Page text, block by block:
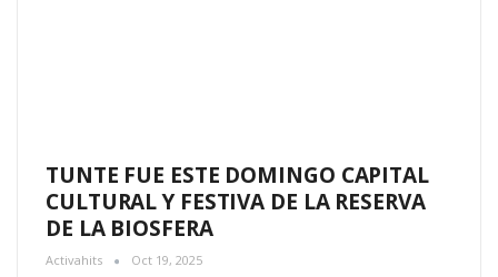
TUNTE FUE ESTE DOMINGO CAPITAL
CULTURAL Y FESTIVA DE LA RESERVA
DE LA BIOSFERA
Activahits Oct 19, 2025